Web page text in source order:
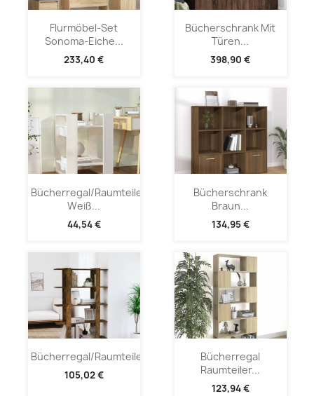
Flurmöbel-Set
Sonoma-Eiche...
233,40 €
Bücherschrank Mit
Türen...
398,90 €
Bücherregal/Raumteiler
Weiß...
44,54 €
Bücherschrank
Braun...
134,95 €
Bücherregal/Raumteiler...
105,02 €
Bücherregal
Raumteiler...
123,94 €